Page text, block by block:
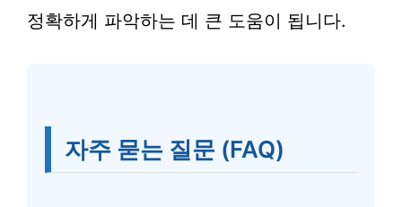
정확하게 파악하는 데 큰 도움이 됩니다.
자주 묻는 질문 (FAQ)